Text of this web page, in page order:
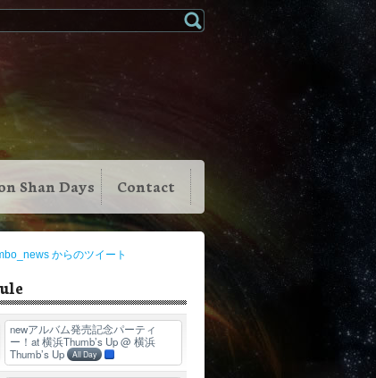
Shan Days Contact
からのツイート
newアルバム発売記念パーティ
ー！at 横浜Thumb’s Up@ 横浜
Thumb’s Up All Day